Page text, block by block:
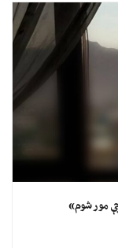
مور شوم»